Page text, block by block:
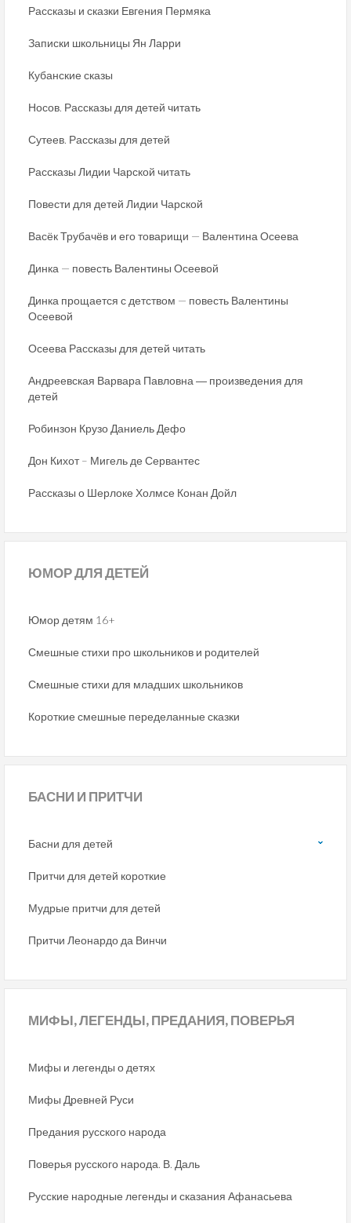
Рассказы и сказки Евгения Пермяка
Записки школьницы Ян Ларри
Кубанские сказы
Носов. Рассказы для детей читать
Сутеев. Рассказы для детей
Рассказы Лидии Чарской читать
Повести для детей Лидии Чарской
Васёк Трубачёв и его товарищи — Валентина Осеева
Динка — повесть Валентины Осеевой
Динка прощается с детством — повесть Валентины
Осеевой
Осеева Рассказы для детей читать
Андреевская Варвара Павловна ― произведения для
детей
Робинзон Крузо Даниель Дефо
Дон Кихот – Мигель де Сервантес
Рассказы о Шерлоке Холмсе Конан Дойл
ЮМОРДЛЯ ДЕТЕЙ
Юмор детям 16+
Смешные стихи про школьников и родителей
Смешные стихи для младших школьников
Короткие смешные переделанные сказки
БАСНИ И ПРИТЧИ
Басни для детей
Притчи для детей короткие
Мудрые притчи для детей
Притчи Леонардо да Винчи
МИФЫ,ЛЕГЕНДЫ, ПРЕДАНИЯ, ПОВЕРЬЯ
Мифы и легенды о детях
Мифы Древней Руси
Предания русского народа
Поверья русского народа. В. Даль
Русские народные легенды и сказания Афанасьева